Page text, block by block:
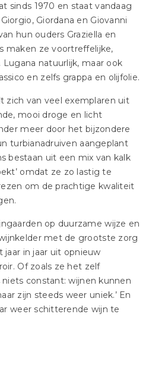
sinds 1970 en staat vandaag
Giordana en Giovanni
hun ouders Graziella en
maken ze voortreffelijke,
natuurlijk, maar ook
en zelfs grappa en olijfolie.
zich van veel exemplaren uit
mooi droge en licht
meer door het bijzondere
turbianadruiven aangeplant
bestaan uit een mix van kalk
omdat ze zo lastig te
om de prachtige kwaliteit
op duurzame wijze en
met de grootste zorg
jaar in jaar uit opnieuw
Of zoals ze het zelf
niets constant: wijnen kunnen
zijn steeds weer uniek.’ En
weer schitterende wijn te